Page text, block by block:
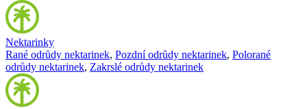
Nektarinky
Rané odrůdy nektarinek, Pozdní odrůdy nektarinek, Polorané
odrůdy nektarinek, Zakrslé odrůdy nektarinek